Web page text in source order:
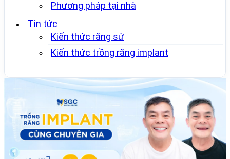
Phương pháp tại nhà
Tin tức
Kiến thức răng sứ
Kiến thức trồng răng implant